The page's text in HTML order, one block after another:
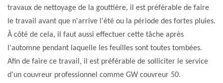
travaux de nettoyage de la gouttière, il est préférable de faire
le travail avant que n'arrive l'été ou la période des fortes pluies.
À côté de cela, il faut aussi effectuer cette tâche après
l'automne pendant laquelle les feuilles sont toutes tombées.
Afin de faire ce travail, il est préférable de solliciter le service
d'un couvreur professionnel comme GW couvreur 50.